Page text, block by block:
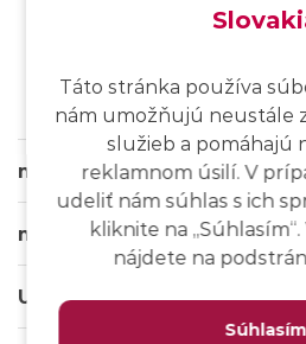
SK/EN/
msg life Slovakia
msg life Group
Užitočné odkazy
Táto stránka používa
nám umožňujú neustále
služieb a pomáhajú
reklamnom úsilí. V
udeliť nám súhlas s ich
kliknite na
nájdete na
Súhlasím